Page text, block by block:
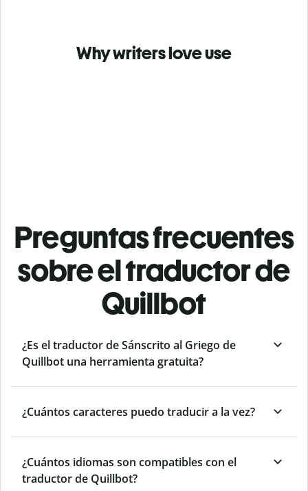
Why writers love use
Preguntas frecuentes
sobre el traductor de
Quillbot
¿Es el traductor de Sánscrito al Griego de
Quillbot una herramienta gratuita?
¿Cuántos caracteres puedo traducir a la vez?
¿Cuántos idiomas son compatibles con el
traductor de Quillbot?